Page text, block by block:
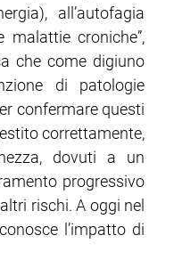
all’autofagia
malattie croniche”,
che come digiuno
di patologie
confermare questi
correttamente,
dovuti a un
progressivo
rischi. A oggi nel
l’impatto di